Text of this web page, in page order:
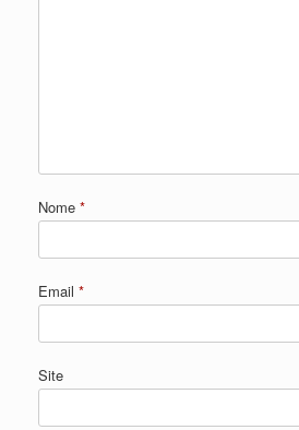
Nome *
Email *
Site